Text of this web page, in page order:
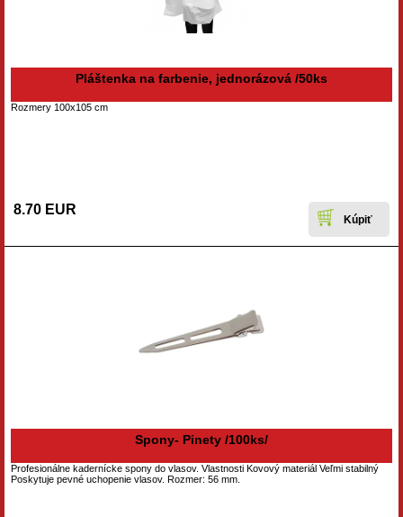
Pláštenka na farbenie, jednorázová /50ks
Rozmery 100x105 cm
8.70 EUR
Spony- Pinety /100ks/
Profesionálne kadernícke spony do vlasov. Vlastnosti Kovový materiál Veľmi stabilný
Poskytuje pevné uchopenie vlasov. Rozmer: 56 mm.